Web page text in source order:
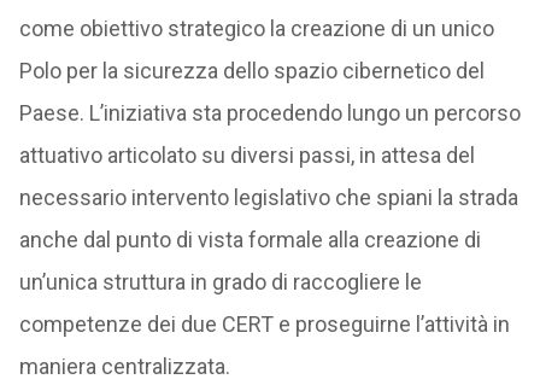
come obiettivo strategico la creazione di un unico
Polo per la sicurezza dello spazio cibernetico del
Paese. L’iniziativa sta procedendo lungo un percorso
attuativo articolato su diversi passi, in attesa del
necessario intervento legislativo che spiani la strada
anche dal punto di vista formale alla creazione di
un’unica struttura in grado di raccogliere le
competenze dei due CERT e proseguirne l’attività in
maniera centralizzata.